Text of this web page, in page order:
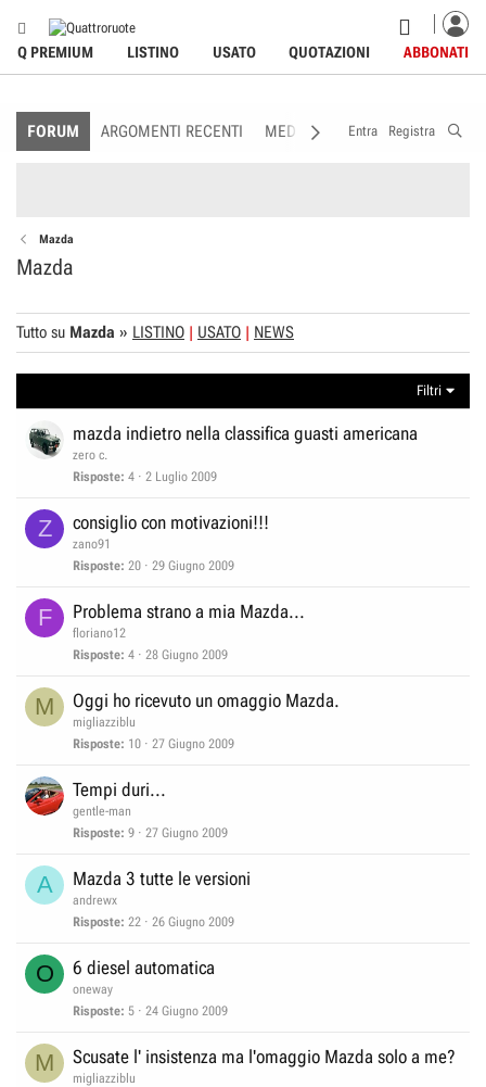
Q PREMIUM LISTINO USATO QUOTAZIONI ABBONATI
FORUM ARGOMENTI RECENTI MEDIA MEMBRI
Entra Registra
Mazda
Mazda
Tutto su Mazda » LISTINO USATO NEWS
Filtri
mazda indietro nella classifica guasti americana
zero c.
Risposte 4 2 Luglio 2009
Z consiglio con motivazioni!!!
zano91
Risposte 20 29 Giugno 2009
F Problema strano a mia Mazda...
floriano12
Risposte 4 28 Giugno 2009
M Oggi ho ricevuto un omaggio Mazda.
migliazziblu
Risposte 10 27 Giugno 2009
Tempi duri...
gentle-man
Risposte 9 27 Giugno 2009
A Mazda 3 tutte le versioni
andrewx
Risposte 22 26 Giugno 2009
O 6 diesel automatica
oneway
Risposte 5 24 Giugno 2009
M Scusate l' insistenza ma l'omaggio Mazda solo a me?
migliazziblu